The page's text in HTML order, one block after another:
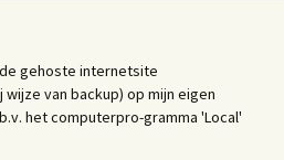
gehoste internetsite
van backup) op mijn eigen
het computerpro-gramma 'Local'